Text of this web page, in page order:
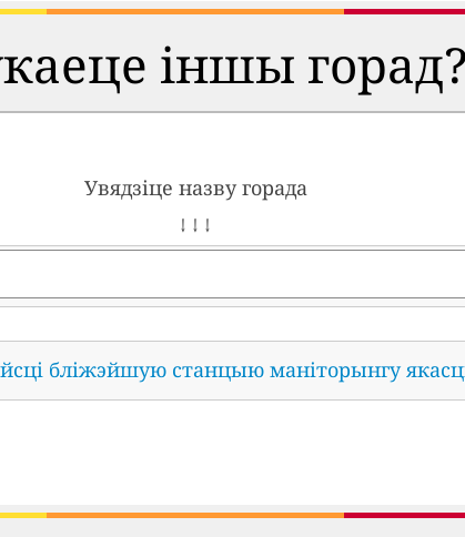
іншы горад?
Увядзіце назву горада
↓ ↓ ↓
бліжэйшую станцыю маніторынгу